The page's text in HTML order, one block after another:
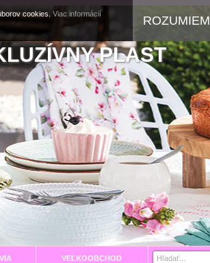
PLAST
VEĽKOOBCHOD
cookies. Viac informácií
ROZUMIEM